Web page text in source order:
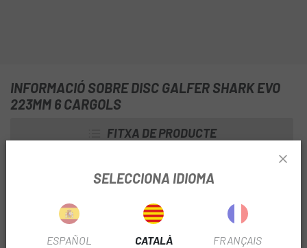
INFORMACIÓ SOBRE DISC GALFER SHARK EVO
223MM 6 CARGOLS
FITXA DE PRODUCTE
Btt
TIPUS DISC
SELECCIONA IDIOMA
ESPAÑOL CATALÀ FRANÇAIS